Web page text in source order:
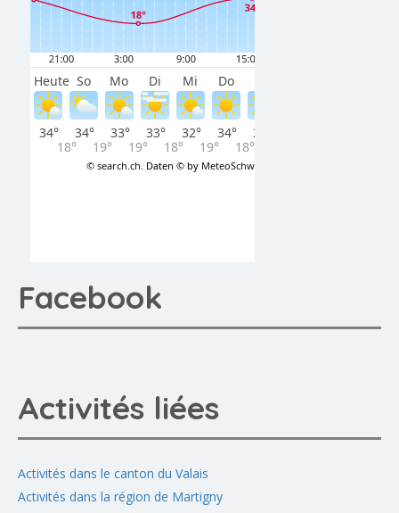
Facebook
Activités liées
Activités dans le canton du Valais
Activités dans la région de Martigny